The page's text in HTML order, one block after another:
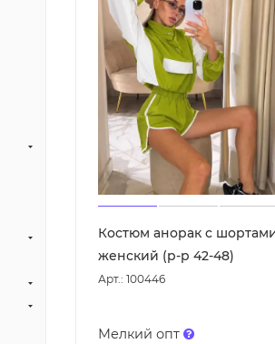
Костюм анорак с
женский (р-р 42-48)
Арт.: 100446
Мелкий опт